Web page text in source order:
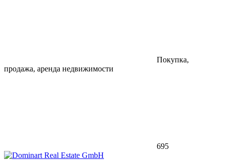
Покупка,
продажа, аренда недвижимости
695